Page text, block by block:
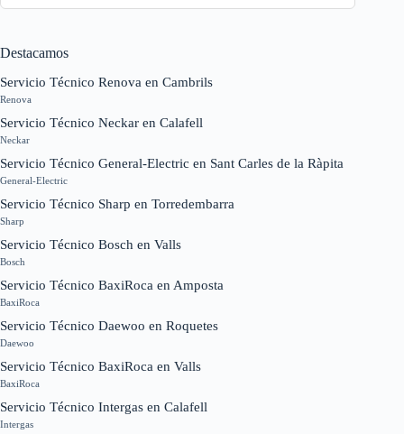
Destacamos
Servicio Técnico Renova en Cambrils
Renova
Servicio Técnico Neckar en Calafell
Neckar
Servicio Técnico General-Electric en Sant Carles de la Ràpita
General-Electric
Servicio Técnico Sharp en Torredembarra
Sharp
Servicio Técnico Bosch en Valls
Bosch
Servicio Técnico BaxiRoca en Amposta
BaxiRoca
Servicio Técnico Daewoo en Roquetes
Daewoo
Servicio Técnico BaxiRoca en Valls
BaxiRoca
Servicio Técnico Intergas en Calafell
Intergas